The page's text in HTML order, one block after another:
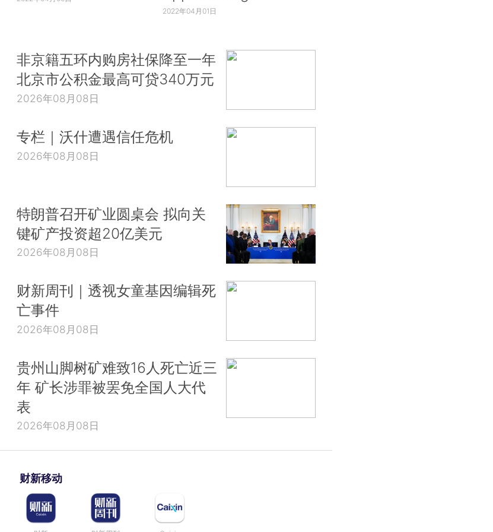
2022年04月01日
非京籍五环内购房社保降至一年
北京市公积金最高可贷340万元
2026年08月08日
专栏｜沃什遭遇信任危机
2026年08月08日
特朗普召开矿业圆桌会 拟向关
键矿产投资超20亿美元
2026年08月08日
财新周刊｜透视女童基因编辑死
亡事件
2026年08月08日
贵州山脚树矿难致16人死亡近三
年 矿长涉罪被罢免全国人大代
表
2026年08月08日
财新移动